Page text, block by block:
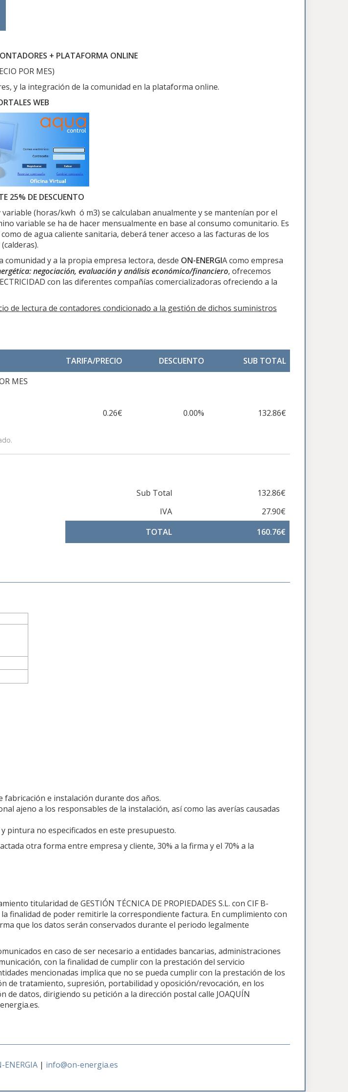
+ PLATAFORMA ONLINE
POR MES)
y la integración de la comunidad en la plataforma online.
WEB
25% DE DESCUENTO
(horas/kwh ó m3) se calculaban anualmente y se mantenían por el
variable se ha de hacer mensualmente en base al consumo comunitario. Es
de agua caliente sanitaria, deberá tener acceso a las facturas de los
y a la propia empresa lectora, desde ON-ENERGIA como empresa
negociación, evaluación y análisis económico/financiero, ofrecemos
con las diferentes compañías comercializadoras ofreciendo a la
de lectura de contadores condicionado a la gestión de dichos suministros
TARIFA/PRECIO DESCUENTO SUB TOTAL
MES
0.26€ 0.00% 132.86€
Sub Total
132.86€
IVA
27.90€
TOTAL
160.76€
e instalación durante dos años.
ajeno a los responsables de la instalación, así como las averías causadas
pintura no especificados en este presupuesto.
otra forma entre empresa y cliente, 30% a la firma y el 70% a la
titularidad de GESTIÓN TÉCNICA DE PROPIEDADES S.L. con CIF B-
la finalidad de poder remitirle la correspondiente factura. En cumplimiento con
que los datos serán conservados durante el periodo legalmente
en caso de ser necesario a entidades bancarias, administraciones
con la finalidad de cumplir con la prestación del servicio
mencionadas implica que no se pueda cumplir con la prestación de los
de tratamiento, supresión, portabilidad y oposición/revocación, en los
datos, dirigiendo su petición a la dirección postal calle JOAQUÍN
ENERGIA | info@on-energia.es